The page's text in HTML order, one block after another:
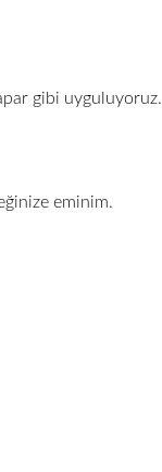
gibi uyguluyoruz.
eminim.